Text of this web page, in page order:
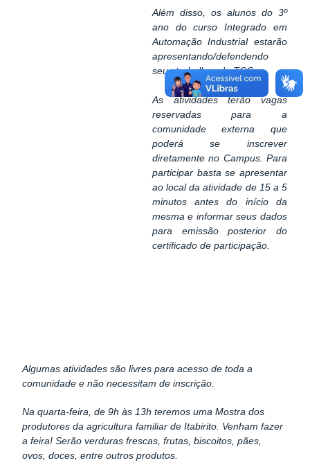
Além disso, os alunos do 3º
ano do curso Integrado em
Automação Industrial estarão
apresentando/defendendo
seus trabalhos de TCC.
As atividades terão vagas
reservadas para a
comunidade externa que
poderá se inscrever
diretamente no Campus. Para
participar basta se apresentar
ao local da atividade de 15 a 5
minutos antes do início da
mesma e informar seus dados
para emissão posterior do
certificado de participação.
Algumas atividades são livres para acesso de toda a
comunidade e não necessitam de inscrição.
Na quarta-feira, de 9h às 13h teremos uma Mostra dos
produtores da agricultura familiar de Itabirito. Venham fazer
a feira! Serão verduras frescas, frutas, biscoitos, pães,
ovos, doces, entre outros produtos.